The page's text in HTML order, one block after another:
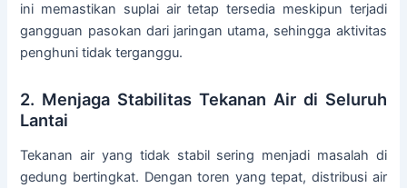
ini memastikan suplai air tetap tersedia meskipun terjadi
gangguan pasokan dari jaringan utama, sehingga aktivitas
penghuni tidak terganggu.
2. Menjaga Stabilitas Tekanan Air di Seluruh
Lantai
Tekanan air yang tidak stabil sering menjadi masalah di
gedung bertingkat. Dengan toren yang tepat, distribusi air